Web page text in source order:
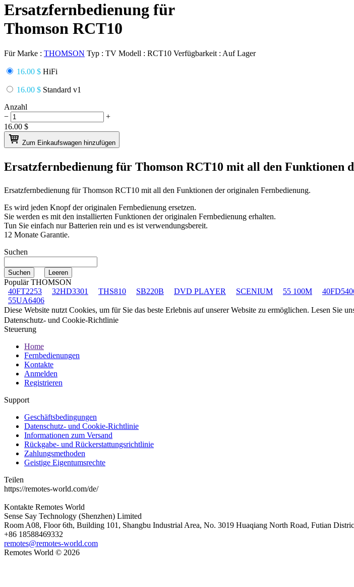
Ersatzfernbedienung für
Thomson RCT10
Für Marke : THOMSON Typ : TV Modell : RCT10 Verfügbarkeit : Auf Lager
16.00 $ HiFi
16.00 $ Standard v1
Anzahl
−
+
16.00 $
Zum Einkaufswagen hinzufügen
Ersatzfernbedienung für Thomson RCT10 mit all den Funktionen
Ersatzfernbedienung fürThomson RCT10 mit all den Funktionen der originalen Fernbedienung.
Es wird jeden Knopf der originalen Fernbedienung ersetzen.
Sie werden es mit den installierten Funktionen der originalen Fernbedienung erhalten.
Tun Sie einfach nur Batterien rein und es ist verwendungsbereit.
12 Monate Garantie.
Suchen
Populär THOMSON
40FT2253
32HD3301 THS810 SB220B DVD PLAYER SCENIUM 55 100M
55UA6406
Diese Website nutzt Cookies, um für Sie das beste Erlebnis auf unserer Website zu ermöglichen. Lesen Sie
Datenschutz- und Cookie-Richtlinie
Steuerung
Home
Fernbedienungen
Kontakte
Anmelden
Registrieren
Support
Geschäftsbedingungen
Datenschutz- und Cookie-Richtlinie
Informationen zum Versand
Rückgabe- und Rückerstattungsrichtlinie
Zahlungsmethoden
Geistige Eigentumsrechte
Teilen
https://remotes-world.com/de/
Kontakte Remotes World
Sense Say Technology (Shenzhen) Limited
Room A08, Floor 6th, Building 101, Shangbu Industrial Area, No. 3019 Huaqiang North Road, Futian
+86 18588469332
remotes@remotes-world.com
Remotes World © 2026